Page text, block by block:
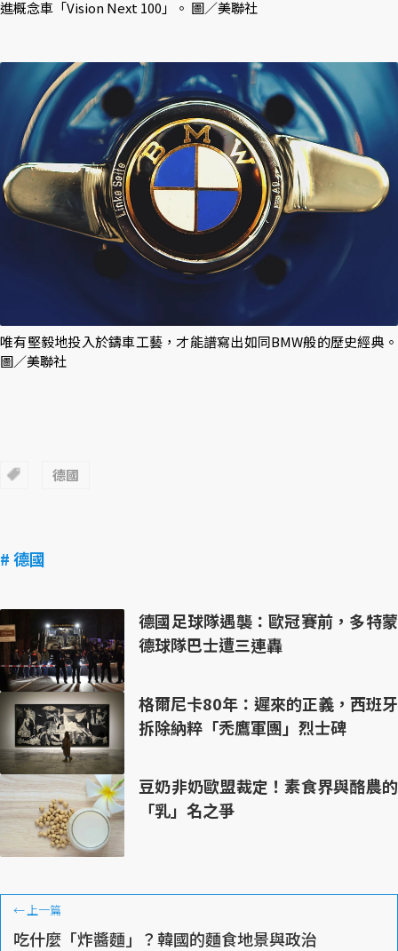
進概念車「Vision Next 100」。 圖／美聯社
唯有堅毅地投入於鑄車工藝，才能譜寫出如同BMW般的歷史經典。
圖／美聯社
德國
# 德國
德國足球隊遇襲：歐冠賽前，多特蒙
德球隊巴士遭三連轟
格爾尼卡80年：遲來的正義，西班牙
拆除納粹「禿鷹軍團」烈士碑
豆奶非奶歐盟裁定！素食界與酪農的
「乳」名之爭
← 上一篇
吃什麼「炸醬麵」？韓國的麵食地景與政治